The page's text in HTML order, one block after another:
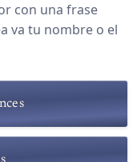
con una frase
va tu nombre o el